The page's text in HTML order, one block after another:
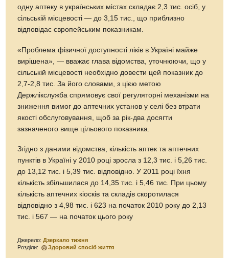
одну аптеку в українських містах складає 2,3 тис. осіб, у
сільській місцевості — до 3,15 тис., що приблизно
відповідає європейським показникам.
«Проблема фізичної доступності ліків в Україні майже
вирішена», — вважає глава відомства, уточнюючи, що у
сільській місцевості необхідно довести цей показник до
2,7-2,8 тис. За його словами, з цією метою
Держлікслужба спрямовує свої регуляторні механізми на
зниження вимог до аптечних установ у селі без втрати
якості обслуговування, щоб за рік-два досягти
зазначеного вище цільового показника.
Згідно з даними відомства, кількість аптек та аптечних
пунктів в Україні у 2010 році зросла з 12,3 тис. і 5,26 тис.
до 13,12 тис. і 5,39 тис. відповідно. У 2011 році їхня
кількість збільшилася до 14,35 тис. і 5,46 тис. При цьому
кількість аптечних кіосків та складів скоротилася
відповідно з 4,98 тис. і 623 на початок 2010 року до 2,13
тис. і 567 — на початок цього року
Джерело:Дзеркало тижня
Розділи:
Здоровий спосіб життя